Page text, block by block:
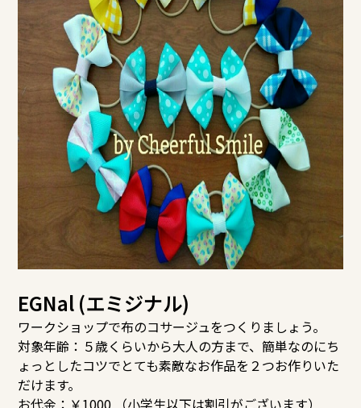
EGNal (エミジナル)
ワークショップで布のコサージュをつくりましょう。
対象年齢：５歳くらいから大人の方まで、簡単なのにち
ょっとしたコツでとても素敵なお作品を２つお作りいた
だけます。